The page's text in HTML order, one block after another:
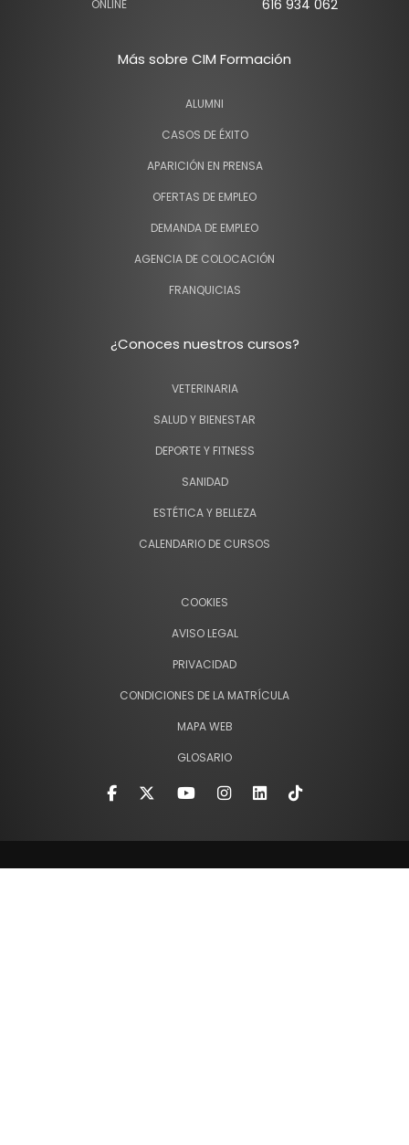
Más sobre CIM Formación
ALUMNI
CASOS DE ÉXITO
APARICIÓN EN PRENSA
OFERTAS DE EMPLEO
DEMANDA DE EMPLEO
AGENCIA DE COLOCACIÓN
FRANQUICIAS
¿Conoces nuestros cursos?
VETERINARIA
SALUD Y BIENESTAR
DEPORTE Y FITNESS
SANIDAD
ESTÉTICA Y BELLEZA
CALENDARIO DE CURSOS
ONLINE 616 934 062
COOKIES
AVISO LEGAL
PRIVACIDAD
CONDICIONES DE LA MATRÍCULA
MAPA WEB
GLOSARIO